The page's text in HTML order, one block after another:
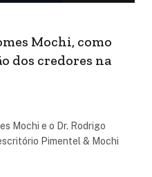
Mochi, como
dos credores na
Mochi e o Dr. Rodrigo
Pimentel & Mochi